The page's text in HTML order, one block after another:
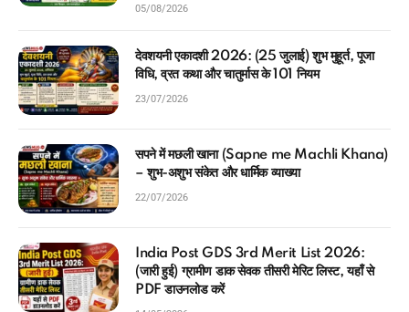
05/08/2026
देवशयनी एकादशी 2026: (25 जुलाई) शुभ मुहूर्त, पूजा
विधि, व्रत कथा और चातुर्मास के 101 नियम
23/07/2026
सपने में मछली खाना (Sapne me Machli Khana)
– शुभ-अशुभ संकेत और धार्मिक व्याख्या
22/07/2026
India Post GDS 3rd Merit List 2026:
(जारी हुई) ग्रामीण डाक सेवक तीसरी मेरिट लिस्ट, यहाँ से
PDF डाउनलोड करें